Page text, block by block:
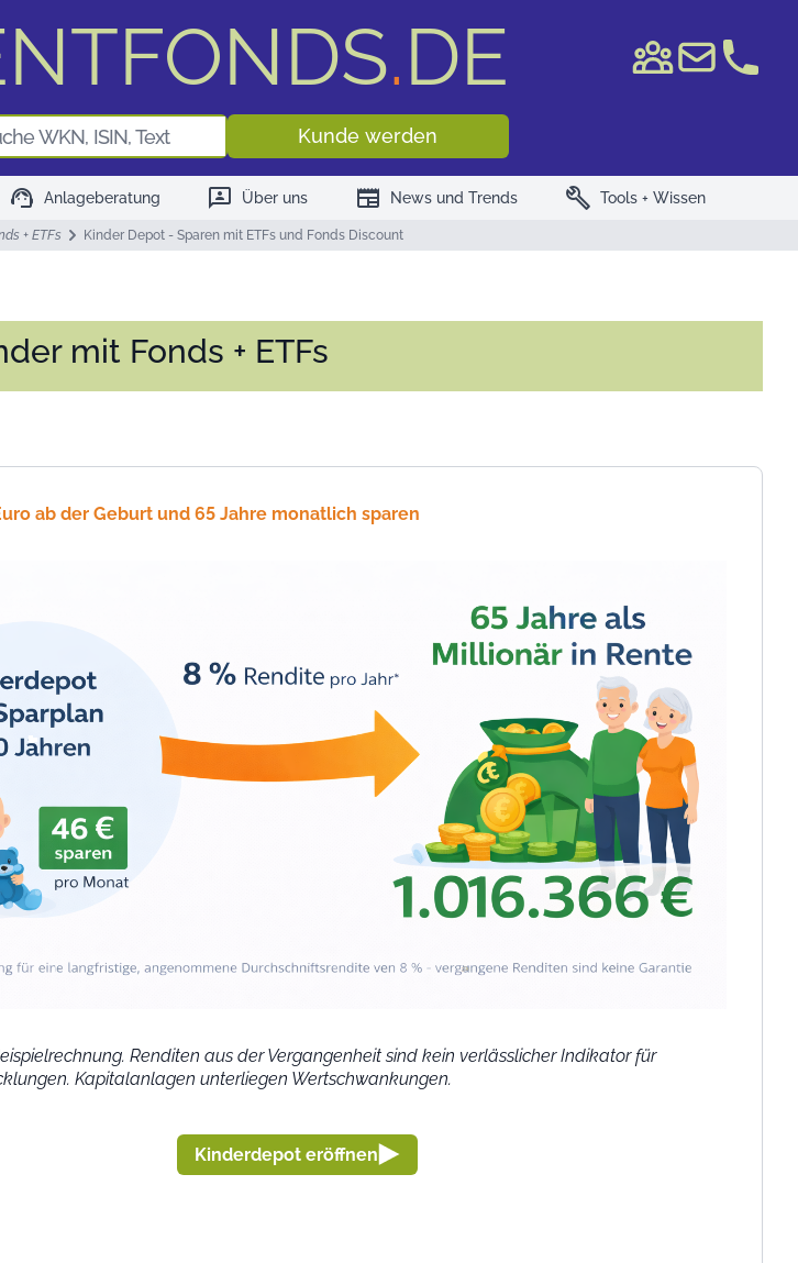
.DE
WKN/ISIN
Kunde werden
support_agent Anlageberatung 3p Über uns newspaper News und Trends build Tools + Wissen
+ ETFs Kinder Depot - Sparen mit ETFs und Fonds Discount
mit Fonds + ETFs
ab der Geburt und 65 Jahre monatlich sparen
Renditen aus der Vergangenheit sind kein verlässlicher Indikator für
Kapitalanlagen unterliegen Wertschwankungen.
Kinderdepot eröffnen